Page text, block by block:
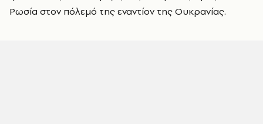
Ρωσία στον πόλεμό της εναντίον της Ουκρανίας.